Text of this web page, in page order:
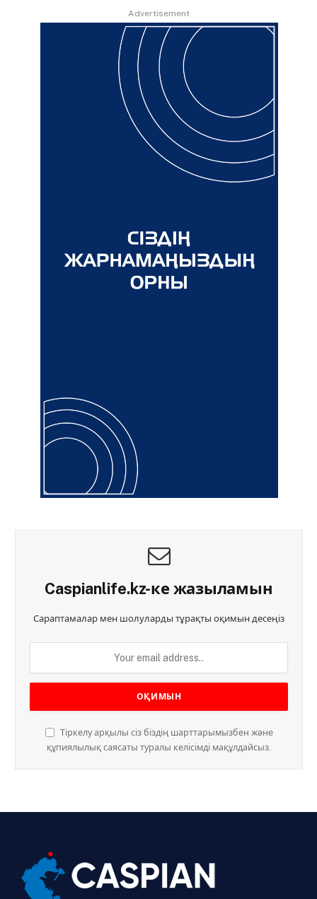
Advertisement
Caspianlife.kz-ке жазыламын
Сараптамалар мен шолуларды тұрақты оқимын десеңіз
Тіркелу арқылы сіз біздің шарттарымызбен және
құпиялылық саясаты туралы келісімді мақұлдайсыз.